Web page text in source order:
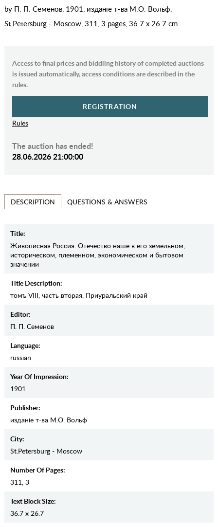
by П. П. Семенов, 1901, изданiе т-ва М.О. Вольф,
St.Petersburg - Moscow, 311, 3 pages, 36.7 x 26.7 cm
Access to final prices and biddiing history of completed auctions
is issued automatically, access conditions are described in the
rules.
REGISTRATION
Rules
The auction has ended!
28.06.2026 21:00:00
DESCRIPTION QUESTIONS & ANSWERS
Title:
Живописная Россия. Отечество наше в его земельном,
историческом, племенном, экономическом и бытовом
значении
Title Description:
томъ VIII, часть вторая, Приуральский край
Editor:
П. П. Семенов
Language:
russian
Year Of Impression:
1901
Publisher:
изданiе т-ва М.О. Вольф
City:
St.Petersburg - Moscow
Number Of Pages:
311, 3
Text Block Size:
36.7 x 26.7